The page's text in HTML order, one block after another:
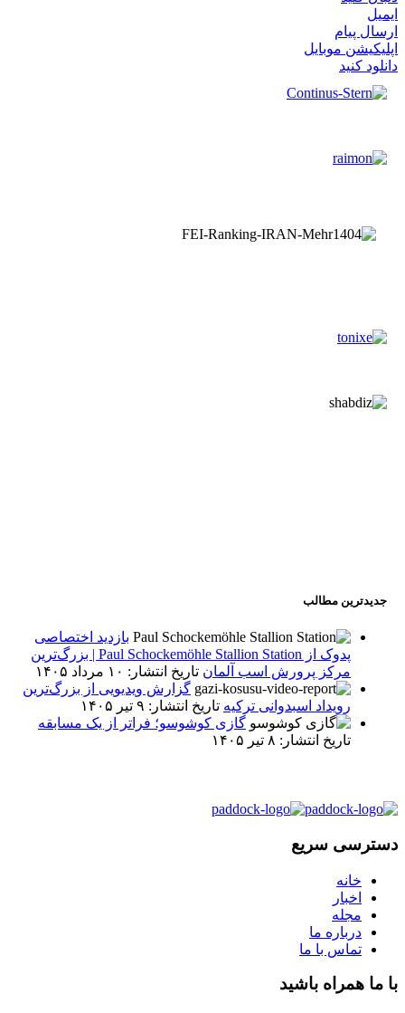
ایمیل
ارسال پیام
اپلیکیشن موبایل
دانلود کنید
جدیدترین مطالب
بازدید اختصاصی
پدوک از Paul Schockemöhle Stallion Station | بزرگ‌ترین
مرکز پرورش اسب آلمان تاریخ انتشار: ۱۰ مرداد ۱۴۰۵
گزارش ویدیویی از بزرگ‌ترین
رویداد اسبدوانی ترکیه تاریخ انتشار: ۹ تیر ۱۴۰۵
گازی کوشوسو؛ فراتر از یک مسابقه
تاریخ انتشار: ۸ تیر ۱۴۰۵
دسترسی سریع
خانه
اخبار
مجله
درباره ما
تماس با ما
با ما همراه باشید